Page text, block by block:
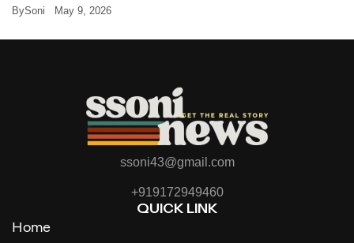
BySoni May 9, 2026
ssoni43@gmail.com
+919172949460
QUICK LINK
Home